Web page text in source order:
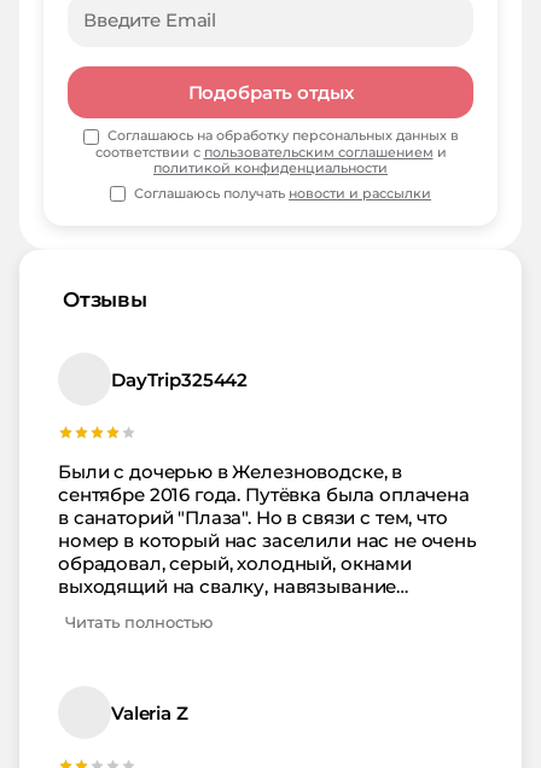
Отзывы
DayTrip325442
Были с дочерью в Железноводске, в
сентябре 2016 года. Путёвка была оплачена
в санаторий "Плаза". Но в связи с тем, что
номер в который нас заселили нас не очень
обрадовал, серый, холодный, окнами
выходящий на свалку, навязывание
выжать с клиента деньги вынудили нас
пансионат "Альянс", там такие шикарные
номера. Огромные, светлые, с прекрасным
Читать полностью
Valeria Z
Подобрать отдых
Соглашаюсь на обработку персональных данных в
соответствии с пользовательским соглашением и
политикой конфиденциальности
Соглашаюсь получать новости и рассылки